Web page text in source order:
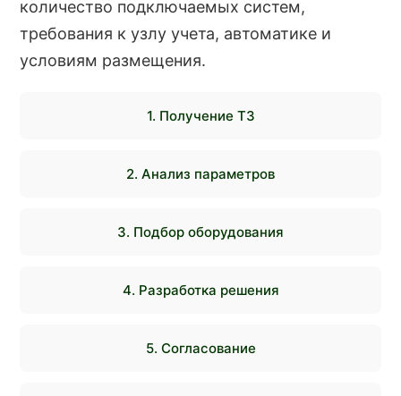
количество подключаемых систем,
требования к узлу учета, автоматике и
условиям размещения.
1. Получение ТЗ
2. Анализ параметров
3. Подбор оборудования
4. Разработка решения
5. Согласование